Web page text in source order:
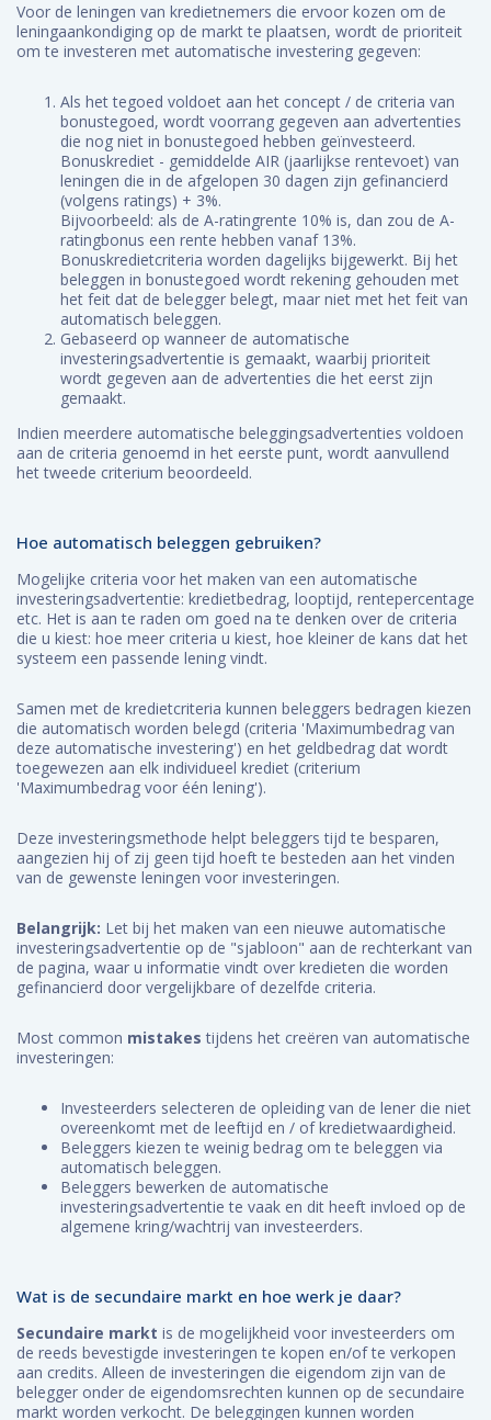
Voor de leningen van kredietnemers die ervoor kozen om de
leningaankondiging op de markt te plaatsen, wordt de prioriteit
om te investeren met automatische investering gegeven:
Als het tegoed voldoet aan het concept / de criteria van
bonustegoed, wordt voorrang gegeven aan advertenties
die nog niet in bonustegoed hebben geïnvesteerd.
Bonuskrediet - gemiddelde AIR (jaarlijkse rentevoet) van
leningen die in de afgelopen 30 dagen zijn gefinancierd
(volgens ratings) + 3%.
Bijvoorbeeld: als de A-ratingrente 10% is, dan zou de A-
ratingbonus een rente hebben vanaf 13%.
Bonuskredietcriteria worden dagelijks bijgewerkt. Bij het
beleggen in bonustegoed wordt rekening gehouden met
het feit dat de belegger belegt, maar niet met het feit van
automatisch beleggen.
Gebaseerd op wanneer de automatische
investeringsadvertentie is gemaakt, waarbij prioriteit
wordt gegeven aan de advertenties die het eerst zijn
gemaakt.
Indien meerdere automatische beleggingsadvertenties voldoen
aan de criteria genoemd in het eerste punt, wordt aanvullend
het tweede criterium beoordeeld.
Hoe automatisch beleggen gebruiken?
Mogelijke criteria voor het maken van een automatische
investeringsadvertentie: kredietbedrag, looptijd, rentepercentage
etc. Het is aan te raden om goed na te denken over de criteria
die u kiest: hoe meer criteria u kiest, hoe kleiner de kans dat het
systeem een ​​passende lening vindt.
Samen met de kredietcriteria kunnen beleggers bedragen kiezen
die automatisch worden belegd (criteria 'Maximumbedrag van
deze automatische investering') en het geldbedrag dat wordt
toegewezen aan elk individueel krediet (criterium
'Maximumbedrag voor één lening').
Deze investeringsmethode helpt beleggers tijd te besparen,
aangezien hij of zij geen tijd hoeft te besteden aan het vinden
van de gewenste leningen voor investeringen.
Belangrijk: Let bij het maken van een nieuwe automatische
investeringsadvertentie op de "sjabloon" aan de rechterkant van
de pagina, waar u informatie vindt over kredieten die worden
gefinancierd door vergelijkbare of dezelfde criteria.
Most common mistakes tijdens het creëren van automatische
investeringen:
Investeerders selecteren de opleiding van de lener die niet
overeenkomt met de leeftijd en / of kredietwaardigheid.
Beleggers kiezen te weinig bedrag om te beleggen via
automatisch beleggen.
Beleggers bewerken de automatische
investeringsadvertentie te vaak en dit heeft invloed op de
algemene kring/wachtrij van investeerders.
Wat is de secundaire markt en hoe werk je daar?
Secundaire markt is de mogelijkheid voor investeerders om
de reeds bevestigde investeringen te kopen en/of te verkopen
aan credits. Alleen de investeringen die eigendom zijn van de
belegger onder de eigendomsrechten kunnen op de secundaire
markt worden verkocht. De beleggingen kunnen worden